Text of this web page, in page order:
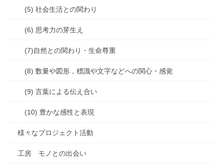
(5) 社会生活との関わり
(6) 思考力の芽生え
(7)自然との関わり・生命尊重
(8) 数量や図形，標識や文字などへの関心・感覚
(9) 言葉による伝え合い
(10) 豊かな感性と表現
様々なプロジェクト活動
工房 モノとの出会い